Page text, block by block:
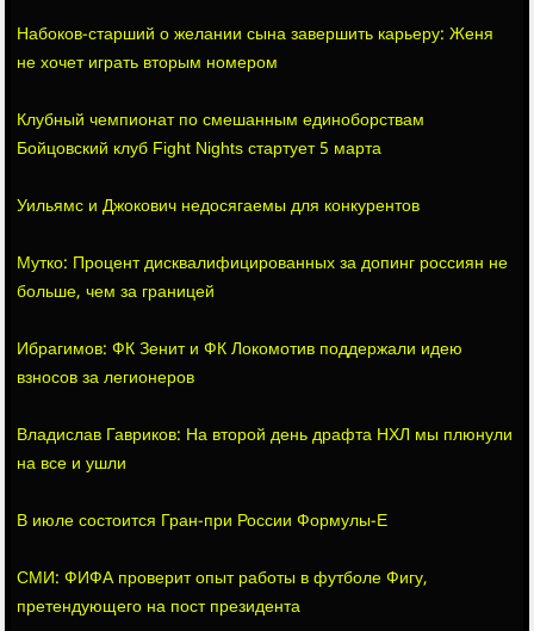
Набоков-старший о желании сына завершить карьеру: Женя
не хочет играть вторым номером
Клубный чемпионат по смешанным единоборствам
Бойцовский клуб Fight Nights стартует 5 марта
Уильямс и Джокович недосягаемы для конкурентов
Мутко: Процент дисквалифицированных за допинг россиян не
больше, чем за границей
Ибрагимов: ФК Зенит и ФК Локомотив поддержали идею
взносов за легионеров
Владислав Гавриков: На второй день драфта НХЛ мы плюнули
на все и ушли
В июле состоится Гран-при России Формулы-E
СМИ: ФИФА проверит опыт работы в футболе Фигу,
претендующего на пост президента